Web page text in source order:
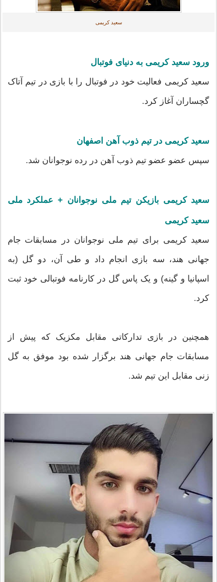
سعید کریمی
ورود سعید کریمی به دنیای فوتبال
سعید کریمی فعالیت خود در فوتبال را با بازی در تیم آتاک
گچساران آغاز کرد.
سعید کریمی در تیم ذوب آهن اصفهان
سپس عضو عضو تیم ذوب آهن در رده نوجوانان شد.
سعید کریمی بازیکن تیم ملی نوجوانان + عملکرد ملی
سعید کریمی
سعید کریمی برای تیم ملی نوجوانان در مسابقات جام
جهانی هند، سه بازی انجام داد و طی آن، دو گل (به
اسپانیا و گینه) و یک پاس گل در کارنامه فوتبالی خود ثبت
کرد.
همچنین در بازی تدارکاتی مقابل مکزیک که پیش از
مسابقات جام جهانی هند برگزار شده بود موفق به گل
زنی مقابل این تیم شد.